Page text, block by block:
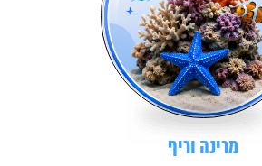
מרינה וריף